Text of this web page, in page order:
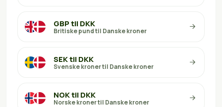
GBP til DKK
Britiske pund til Danske kroner
SEK til DKK
Svenske kroner til Danske kroner
NOK til DKK
Norske kroner til Danske kroner